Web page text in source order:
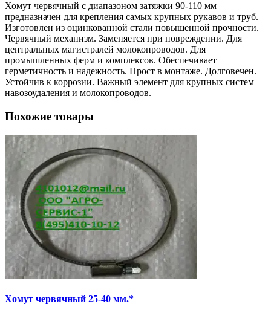
Хомут червячный с диапазоном затяжки 90-110 мм
предназначен для крепления самых крупных рукавов и труб.
Изготовлен из оцинкованной стали повышенной прочности.
Червячный механизм. Заменяется при повреждении. Для
центральных магистралей молокопроводов. Для
промышленных ферм и комплексов. Обеспечивает
герметичность и надежность. Прост в монтаже. Долговечен.
Устойчив к коррозии. Важный элемент для крупных систем
навозоудаления и молокопроводов.
Похожие товары
Хомут червячный 25-40 мм.*